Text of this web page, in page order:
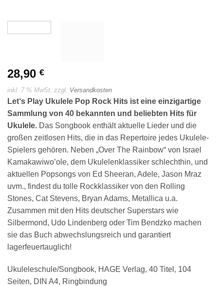
28,90 €
inkl. 7 % MwSt. zzgl. Versandkosten
Let‘s Play Ukulele Pop Rock Hits ist eine einzigartige
Sammlung von 40 bekannten und beliebten Hits für
Ukulele. Das Songbook enthält aktuelle Lieder und die
großen zeitlosen Hits, die in das Repertoire jedes Ukulele-
Spielers gehören. Neben „Over The Rainbow“ von Israel
Kamakawiwo’ole, dem Ukulelenklassiker schlechthin, und
aktuellen Popsongs von Ed Sheeran, Adele, Jason Mraz
uvm., findest du tolle Rockklassiker von den Rolling
Stones, Cat Stevens, Bryan Adams, Metallica u.a.
Zusammen mit den Hits deutscher Superstars wie
Silbermond, Udo Lindenberg oder Tim Bendzko machen
sie das Buch abwechslungsreich und garantiert
lagerfeuertauglich!
Ukuleleschule/Songbook, HAGE Verlag, 40 Titel, 104
Seiten, DIN A4, Ringbindung